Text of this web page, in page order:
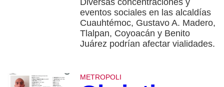
Diversas concentraciones y
eventos sociales en las alcaldías
Cuauhtémoc, Gustavo A. Madero,
Tlalpan, Coyoacán y Benito
Juárez podrían afectar vialidades.
METROPOLI